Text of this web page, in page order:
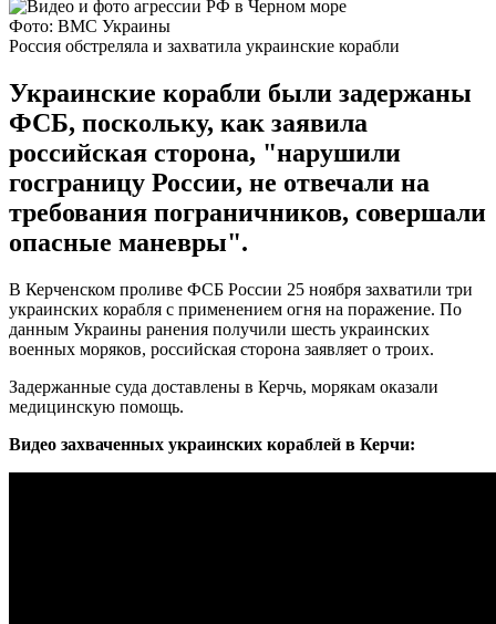
Фото: ВМС Украины
Россия обстреляла и захватила украинские корабли
Украинские корабли были задержаны
ФСБ, поскольку, как заявила
российская сторона, "нарушили
госграницу России, не отвечали на
требования пограничников, совершали
опасные маневры".
В Керченском проливе ФСБ России 25 ноября захватили три
украинских корабля с применением огня на поражение. По
данным Украины ранения получили шесть украинских
военных моряков, российская сторона заявляет о троих.
Задержанные суда доставлены в Керчь, морякам оказали
медицинскую помощь.
Видео захваченных украинских кораблей в Керчи: